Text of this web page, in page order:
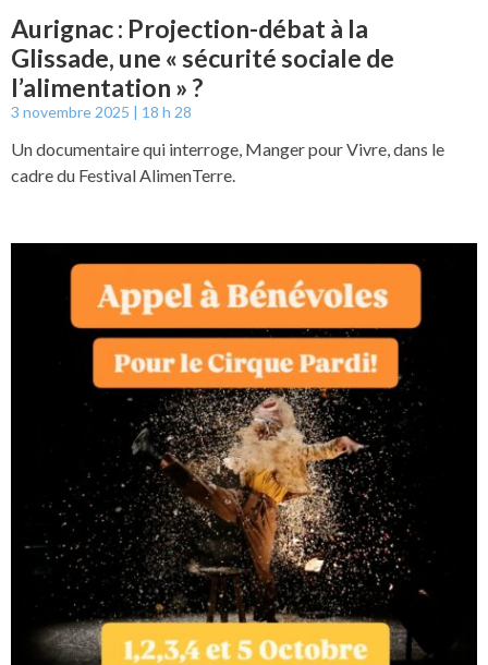
Aurignac : Projection-débat à la
Glissade, une « sécurité sociale de
l’alimentation » ?
3 novembre 2025 18 h 28
Un documentaire qui interroge, Manger pour Vivre, dans le
cadre du Festival AlimenTerre.